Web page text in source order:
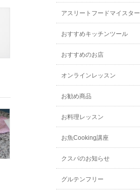
アスリートフードマイスター
おすすめキッチンツール
おすすめのお店
オンラインレッスン
お勧め商品
お料理レッスン
お魚Cooking講座
クスパのお知らせ
グルテンフリー